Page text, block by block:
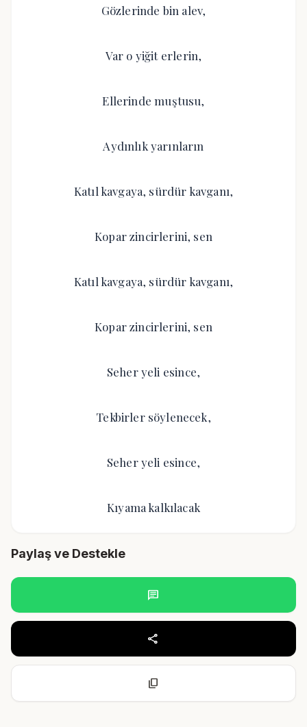
Gözlerinde bin alev,
Var o yiğit erlerin,
Ellerinde muştusu,
Aydınlık yarınların
Katıl kavgaya, sürdür kavganı,
Kopar zincirlerini, sen
Katıl kavgaya, sürdür kavganı,
Kopar zincirlerini, sen
Seher yeli esince,
Tekbirler söylenecek,
Seher yeli esince,
Kıyama kalkılacak
Paylaş ve Destekle
chat
share
content_copy